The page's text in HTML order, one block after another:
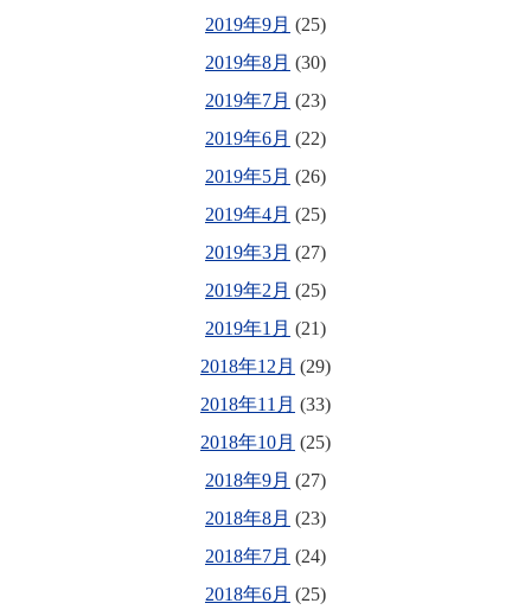
2019年9月 (25)
2019年8月 (30)
2019年7月 (23)
2019年6月 (22)
2019年5月 (26)
2019年4月 (25)
2019年3月 (27)
2019年2月 (25)
2019年1月 (21)
2018年12月 (29)
2018年11月 (33)
2018年10月 (25)
2018年9月 (27)
2018年8月 (23)
2018年7月 (24)
2018年6月 (25)